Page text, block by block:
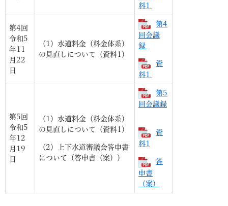
料1
第4回
令和5
年11
月22
日
（1）水道料金（料金体系）
の見直しについて（資料1）
第4
回会議
録
資
料1
第5回
令和5
年12
月19
日
（1）水道料金（料金体系）
の見直しについて（資料1）
（2）上下水道審議会答申書
について（答申書（案））
第5
回会議録
資
料1
答
申書
（案）